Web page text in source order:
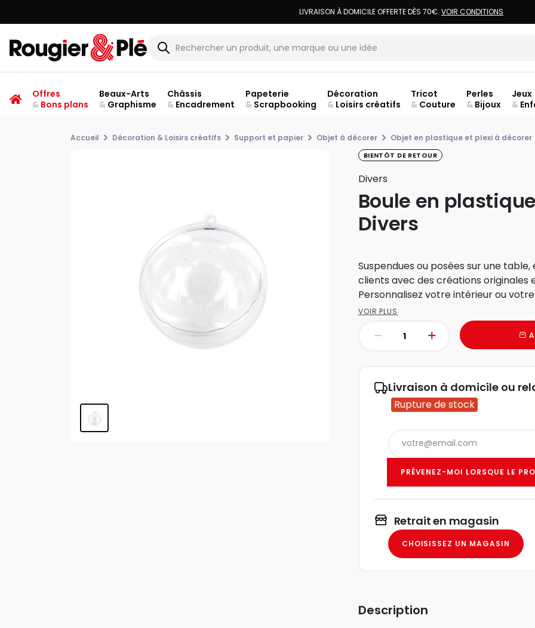
LIVRAISON À DOMICILE OFFERTE DÈS 70€. VOIR CONDITIONS
Offres
&Bons plans
Beaux-Arts
&Graphisme
Châssis
&Encadrement
Papeterie
&Scrapbooking
Décoration
&Loisirs créatifs
Tricot
& Couture
Perles
& Bijoux
Jeux
&
Accueil Décoration & Loisirs créatifs Support et papier Objet à décorer Objet en plastique et plexi à décorer
BIENTÔT DE RETOUR
Divers
Boule en
Divers
Suspendues ou posées sur une
clients avec des créations originales
Personnalisez votre intérieur ou
occasions...
VOIR PLUS
Livraison à domicile ou
Rupture de stock
PRÉVENEZ-MOI LORSQUE LE
Retrait en magasin
CHOISISSEZ UN MAGASIN
Description